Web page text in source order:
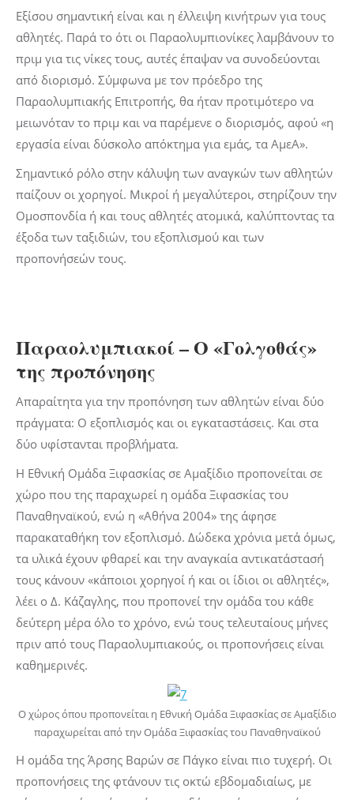
Εξίσου σημαντική είναι και η έλλειψη κινήτρων για τους
αθλητές. Παρά το ότι οι Παραολυμπιονίκες λαμβάνουν το
πριμ για τις νίκες τους, αυτές έπαψαν να συνοδεύονται
από διορισμό. Σύμφωνα με τον πρόεδρο της
Παραολυμπιακής Επιτροπής, θα ήταν προτιμότερο να
μειωνόταν το πριμ και να παρέμενε ο διορισμός, αφού «η
εργασία είναι δύσκολο απόκτημα για εμάς, τα ΑμεΑ».
Σημαντικό ρόλο στην κάλυψη των αναγκών των αθλητών
παίζουν οι χορηγοί. Μικροί ή μεγαλύτεροι, στηρίζουν την
Ομοσπονδία ή και τους αθλητές ατομικά, καλύπτοντας τα
έξοδα των ταξιδιών, του εξοπλισμού και των
προπονήσεών τους.
Παραολυμπιακοί – Ο «Γολγοθάς»
της προπόνησης
Απαραίτητα για την προπόνηση των αθλητών είναι δύο
πράγματα: Ο εξοπλισμός και οι εγκαταστάσεις. Και στα
δύο υφίστανται προβλήματα.
Η Εθνική Ομάδα Ξιφασκίας σε Αμαξίδιο προπονείται σε
χώρο που της παραχωρεί η ομάδα Ξιφασκίας του
Παναθηναϊκού, ενώ η «Αθήνα 2004» της άφησε
παρακαταθήκη τον εξοπλισμό. Δώδεκα χρόνια μετά όμως,
τα υλικά έχουν φθαρεί και την αναγκαία αντικατάστασή
τους κάνουν «κάποιοι χορηγοί ή και οι ίδιοι οι αθλητές»,
λέει ο Δ. Κάζαγλης, που προπονεί την ομάδα του κάθε
δεύτερη μέρα όλο το χρόνο, ενώ τους τελευταίους μήνες
πριν από τους Παραολυμπιακούς, οι προπονήσεις είναι
καθημερινές.
Ο χώρος όπου προπονείται η Εθνική Ομάδα Ξιφασκίας σε Αμαξίδιο
παραχωρείται από την Ομάδα Ξιφασκίας του Παναθηναϊκού
Η ομάδα της Άρσης Βαρών σε Πάγκο είναι πιο τυχερή. Οι
προπονήσεις της φτάνουν τις οκτώ εβδομαδιαίως, με